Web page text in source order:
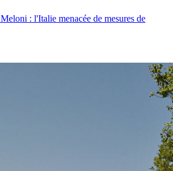
: l'Italie menacée de mesures de